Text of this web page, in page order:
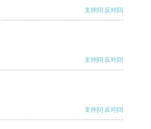
支持[0] 反对[0]
支持[0] 反对[0]
支持[0] 反对[0]